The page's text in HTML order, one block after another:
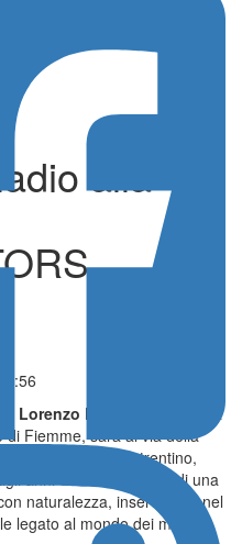
alla
Lorenzo Delladio
, alla guida
di Fiemme, sarà al via della
Per il manager trentino,
anni Ottanta, si tratta di una
naturalezza, inserendola nel
legato al mondo dei motori.